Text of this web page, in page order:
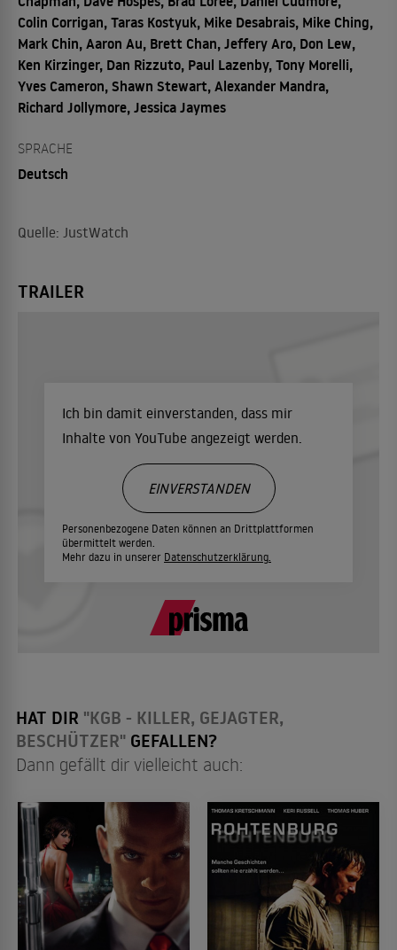
Colin Corrigan, Taras Kostyuk, Mike Desabrais, Mike Ching,
Mark Chin, Aaron Au, Brett Chan, Jeffery Aro, Don Lew,
Ken Kirzinger, Dan Rizzuto, Paul Lazenby, Tony Morelli,
Yves Cameron, Shawn Stewart, Alexander Mandra,
Richard Jollymore, Jessica Jaymes
SPRACHE
Deutsch
Quelle: JustWatch
TRAILER
Ich bin damit einverstanden, dass mir
Inhalte von YouTube angezeigt werden.
Personenbezogene Daten können an Drittplattformen
übermittelt werden.
Mehr dazu in unserer Datenschutzerklärung.
EINVERSTANDEN
HAT DIR "KGB - KILLER, GEJAGTER,
BESCHÜTZER" GEFALLEN?
Dann gefällt dir vielleicht auch: